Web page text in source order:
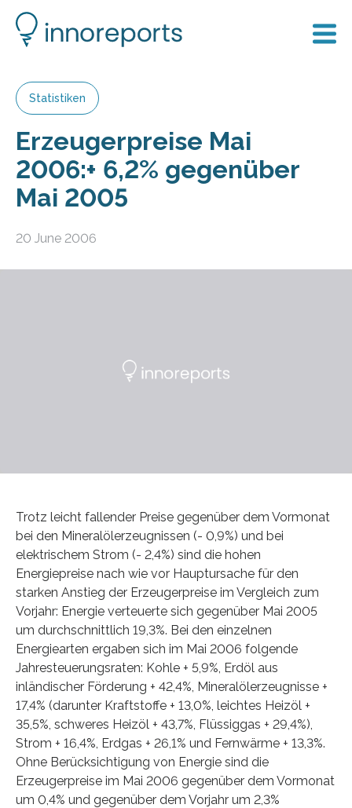
Statistiken
Erzeugerpreise Mai
2006:+ 6,2% gegenüber
Mai 2005
20 June 2006
Trotz leicht fallender Preise gegenüber dem Vormonat
bei den Mineralölerzeugnissen (- 0,9%) und bei
elektrischem Strom (- 2,4%) sind die hohen
Energiepreise nach wie vor Hauptursache für den
starken Anstieg der Erzeugerpreise im Vergleich zum
Vorjahr: Energie verteuerte sich gegenüber Mai 2005
um durchschnittlich 19,3%. Bei den einzelnen
Energiearten ergaben sich im Mai 2006 folgende
Jahresteuerungsraten: Kohle + 5,9%, Erdöl aus
inländischer Förderung + 42,4%, Mineralölerzeugnisse +
17,4% (darunter Kraftstoffe + 13,0%, leichtes Heizöl +
35,5%, schweres Heizöl + 43,7%, Flüssiggas + 29,4%),
Strom + 16,4%, Erdgas + 26,1% und Fernwärme + 13,3%.
Ohne Berücksichtigung von Energie sind die
Erzeugerpreise im Mai 2006 gegenüber dem Vormonat
um 0,4% und gegenüber dem Vorjahr um 2,3%